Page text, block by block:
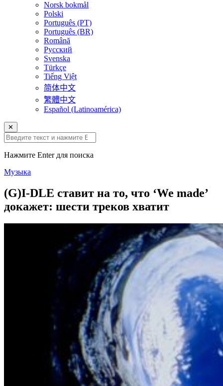
Norsk bokmål
Polski
Português (PT)
Português (BR)
Română
Русский
Svenska
Türkçe
Tiếng Việt
简体中文
繁體中文
Español (Latinoamérica)
✕
Нажмите Enter для поиска
Музыка
(G)I-DLE ставит на то, что ‘We made’
докажет: шести треков хватит